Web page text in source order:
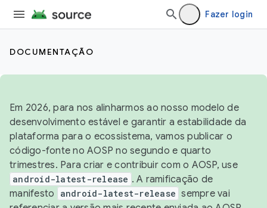
Fazer login
DOCUMENTAÇÃO
Em 2026, para nos alinharmos ao nosso modelo de
desenvolvimento estável e garantir a estabilidade da
plataforma para o ecossistema, vamos publicar o
código-fonte no AOSP no segundo e quarto
trimestres. Para criar e contribuir com o AOSP, use
android-latest-release . A ramificação de
manifesto
android-latest-release sempre vai